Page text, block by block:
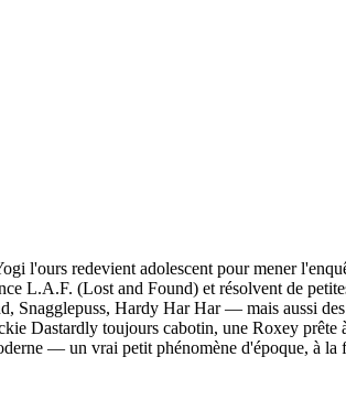
l'ours redevient adolescent pour mener
L.A.F. (Lost and Found) et résolvent de
Snagglepuss, Hardy Har Har — mais aussi
Dastardly toujours cabotin, une Roxey prête
— un vrai petit phénomène d'époque, à la